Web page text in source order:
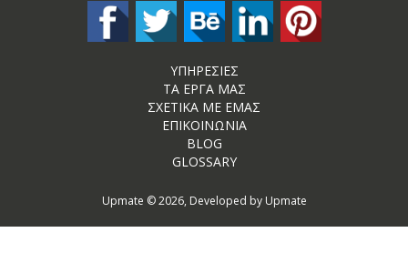
ΥΠΗΡΕΣΙΕΣ
ΤΑ ΕΡΓΑ ΜΑΣ
ΣΧΕΤΙΚΑ ΜΕ ΕΜΑΣ
ΕΠΙΚΟΙΝΩΝΙΑ
BLOG
GLOSSARY
Upmate © 2026, Developed by Upmate